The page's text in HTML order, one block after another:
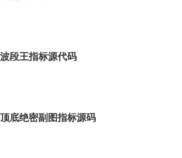
段王指标源代码
底绝密副图指标源码